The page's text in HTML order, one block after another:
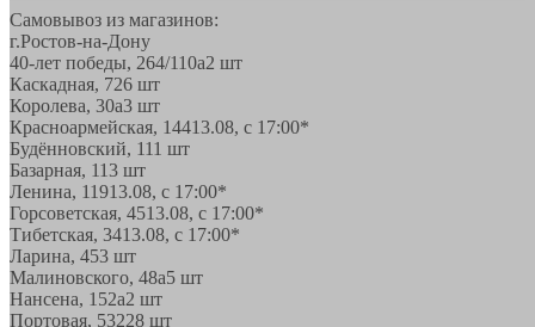
Самовывоз из магазинов:
г.Ростов-на-Дону
40-лет победы, 264/110а2 шт
Каскадная, 726 шт
Королева, 30а3 шт
Красноармейская, 14413.08, с 17:00*
Будённовский, 111 шт
Базарная, 113 шт
Ленина, 11913.08, с 17:00*
Горсоветская, 4513.08, с 17:00*
Тибетская, 3413.08, с 17:00*
Ларина, 453 шт
Малиновского, 48а5 шт
Нансена, 152а2 шт
Портовая, 53228 шт